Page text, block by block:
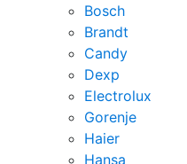
Bosch
Brandt
Candy
Dexp
Electrolux
Gorenje
Haier
Hansa